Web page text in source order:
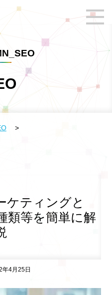
>
ケティングと
類等を簡単に解
年4月25日